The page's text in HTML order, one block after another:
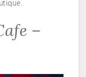
–